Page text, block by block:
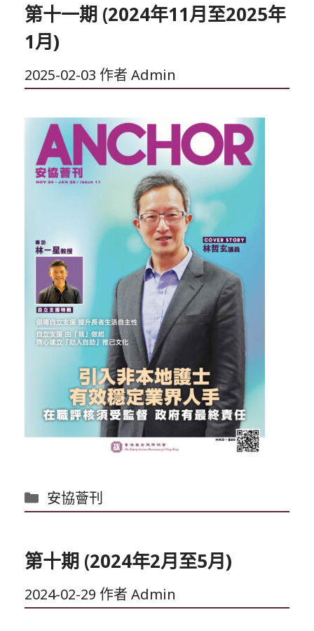
第十一期 (2024年11月至2025年
1月)
2025-02-03 作者 Admin
分
類
安協薈刊
第十期 (2024年2月至5月)
2024-02-29 作者 Admin